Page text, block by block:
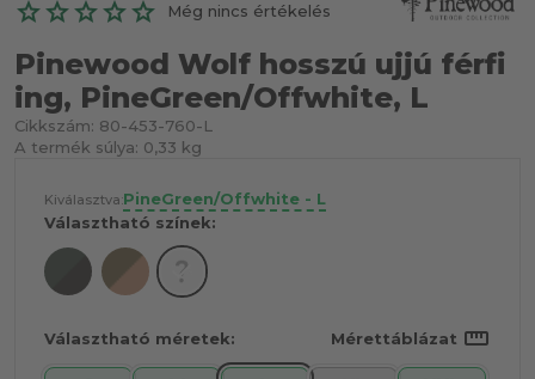
Még nincs értékelés
Pinewood Wolf hosszú ujjú férfi
ing, PineGreen/Offwhite, L
Cikkszám: 80-453-760-L
A termék súlya: 0,33 kg
Választható színek:
Kiválasztva:PineGreen/Offwhite - L
Választható méretek: Mérettáblázat straighten